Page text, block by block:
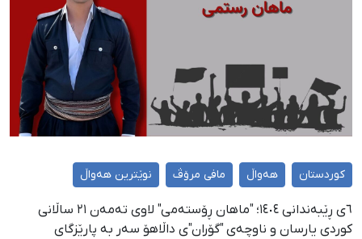
کوردستان هەواڵ مافی مرۆڤ نوێترین هەواڵ
٦ی ڕێبەندانی ١٤٠٤؛ "ماهان ڕۆستەمی" لاوی تەمەن ٢١ ساڵانی
کوردی یارسان و ناوچەی "گۆران"ی داڵاهۆ سەر بە پارێزگای